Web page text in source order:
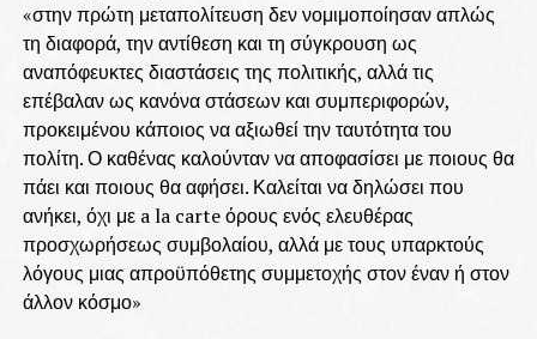
«στην πρώτη μεταπολίτευση δεν νομιμοποίησαν απλώς
τη διαφορά, την αντίθεση και τη σύγκρουση ως
αναπόφευκτες διαστάσεις της πολιτικής, αλλά τις
επέβαλαν ως κανόνα στάσεων και συμπεριφορών,
προκειμένου κάποιος να αξιωθεί την ταυτότητα του
πολίτη. Ο καθένας καλούνταν να αποφασίσει με ποιους θα
πάει και ποιους θα αφήσει. Καλείται να δηλώσει που
ανήκει, όχι με a la carte όρους ενός ελευθέρας
προσχωρήσεως συμβολαίου, αλλά με τους υπαρκτούς
λόγους μιας απροϋπόθετης συμμετοχής στον έναν ή στον
άλλον κόσμο»